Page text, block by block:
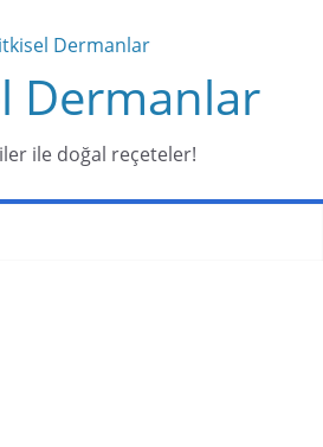
Dermanlar
ile doğal reçeteler!